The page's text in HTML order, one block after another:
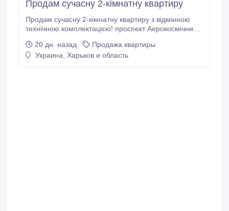
Продам сучасну 2-кімнатну квартиру
Продам сучасну 2-кімнатну квартиру з відмінною
технічною комплектацією! проспект Аерокосмічний,
функціональна квартира з якісним ремонтом і
продуманими інженерними рішеннями. Чудовий
20 дн. назад
Продажа квартиры
Украина, Харьков и область